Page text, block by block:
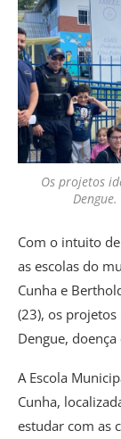
Os projetos
Com o intuito
as escolas do
Cunha e
(23), os
Dengue,
A Escola
Cunha,
estudar com as